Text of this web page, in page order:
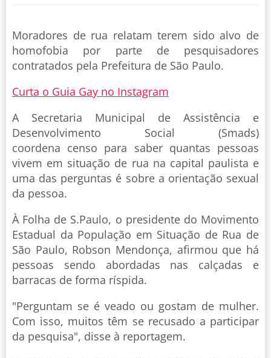
Moradores de rua relatam terem sido alvo de
homofobia por parte de pesquisadores
contratados pela Prefeitura de São Paulo.
Curta o Guia Gay no Instagram
A Secretaria Municipal de Assistência e
Desenvolvimento Social (Smads)
coordena censo para saber quantas pessoas
vivem em situação de rua na capital paulista e
uma das perguntas é sobre a orientação sexual
da pessoa.
À Folha de S.Paulo, o presidente do Movimento
Estadual da População em Situação de Rua de
São Paulo, Robson Mendonça, afirmou que há
pessoas sendo abordadas nas calçadas e
barracas de forma ríspida.
"Perguntam se é veado ou gostam de mulher.
Com isso, muitos têm se recusado a participar
da pesquisa", disse à reportagem.